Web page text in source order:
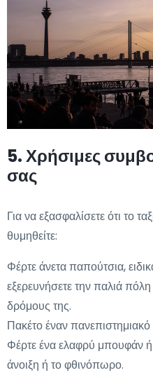
5. Χρήσιμες
σας
Για να εξασφαλίσετε ότι το
θυμηθείτε:
Φέρτε άνετα παπούτσια,
εξερευνήσετε την παλιά
δρόμους της.
Πακέτο έναν
Φέρτε ένα ελαφρύ μπουφάν ή
άνοιξη ή το φθινόπωρο.